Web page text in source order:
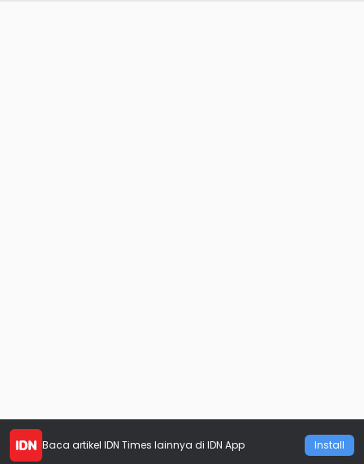
Baca artikel IDN Times lainnya di IDN App Install